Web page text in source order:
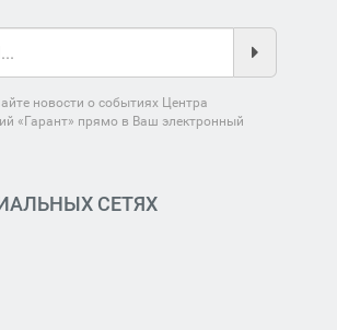
новости о событиях Центра
«Гарант» прямо в Ваш электронный
СЕТЯХ